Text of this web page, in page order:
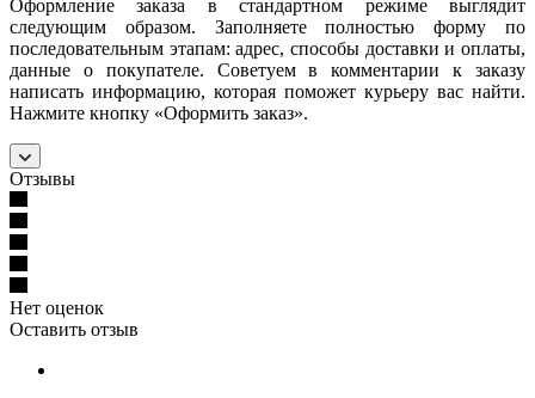
Оформление заказа в стандартном режиме выглядит
следующим образом. Заполняете полностью форму по
последовательным этапам: адрес, способы доставки и оплаты,
данные о покупателе. Советуем в комментарии к заказу
написать информацию, которая поможет курьеру вас найти.
Нажмите кнопку «Оформить заказ».
Отзывы
Нет оценок
Оставить отзыв